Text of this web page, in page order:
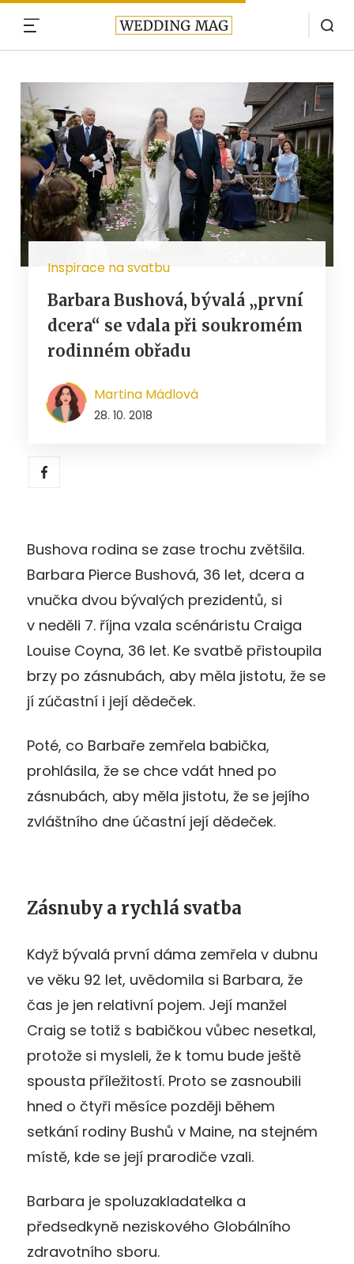
Inspirace na svatbu
Barbara Bushová, bývalá „první
dcera“ se vdala při soukromém
rodinném obřadu
Martina Mádlová
28. 10. 2018
Bushova rodina se zase trochu zvětšila.
Barbara Pierce Bushová, 36 let, dcera a
vnučka dvou bývalých prezidentů, si
v neděli 7. října vzala scénáristu Craiga
Louise Coyna, 36 let. Ke svatbě přistoupila
brzy po zásnubách, aby měla jistotu, že se
jí zúčastní i její dědeček.
Poté, co Barbaře zemřela babička,
prohlásila, že se chce vdát hned po
zásnubách, aby měla jistotu, že se jejího
zvláštního dne účastní její dědeček.
Zásnuby a rychlá svatba
Když bývalá první dáma zemřela v dubnu
ve věku 92 let, uvědomila si Barbara, že
čas je jen relativní pojem. Její manžel
Craig se totiž s babičkou vůbec nesetkal,
protože si mysleli, že k tomu bude ještě
spousta příležitostí. Proto se zasnoubili
hned o čtyři měsíce později během
setkání rodiny Bushů v Maine, na stejném
místě, kde se její prarodiče vzali.
Barbara je spoluzakladatelka a
předsedkyně neziskového Globálního
zdravotního sboru.